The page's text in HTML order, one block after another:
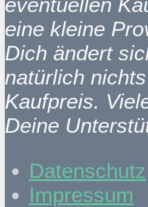
eine kleine
Dich ändert
natürlich
Kaufpreis.
Deine
Datenschutz
Impressum